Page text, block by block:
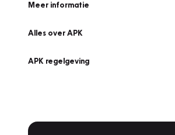
Meer informatie
Alles over APK
APK regelgeving